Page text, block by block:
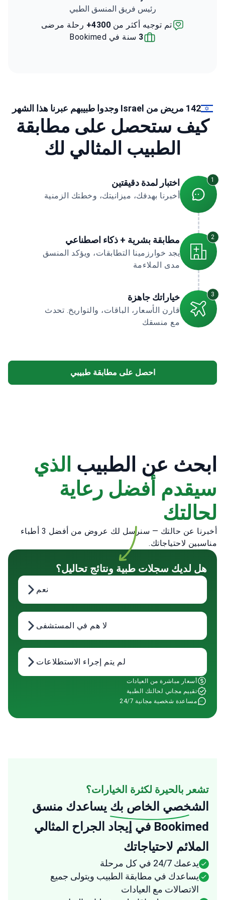
رئيس فريق المنسق الطبي
تم توجيه أكثر من 4300+
رحلة مرضى
3 سنة في Bookimed
142 مريض من Israel وجدوا طبيبهم عبرنا هذا الشهر
كيف ستحصل على مطابقة
الطبيب المثالي لك
1 اختبار لمدة دقيقتين
أخبرنا بهدفك، ميزانيتك، وخطتك الزمنية
2 مطابقة بشرية + ذكاء اصطناعي
يجد خوارزمينا التطابقات، ويؤكد المنسق
مدى الملاءمة
3 خياراتك جاهزة
قارن الأسعار، الباقات، والتواريخ. تحدث
مع منسقك
احصل على مطابقة طبيبي
ابحث عن الطبيب الذي
سيقدم أفضل رعاية
لحالتك
أخبرنا عن حالتك — سنرسل لك عروض من أفضل 3 أطباء
مناسبين لاحتياجاتك.
هل لديك سجلات طبية ونتائج تحاليل؟
نعم
لا هم في المستشفى
لم يتم إجراء الاستطلاعات
أسعار مباشرة من العيادات
تقييم مجاني لحالتك الطبية
مساعدة شخصية مجانية 24/7
تشعر بالحيرة لكثرة الخيارات؟
الشخصي الخاص بك يساعدك منسق
Bookimed في إيجاد الجراح المثالي
الملائم لاحتياجاتك
يدعمك 24/7 في كل مرحلة
يساعدك في مطابقة الطبيب ويتولى جميع
الاتصالات مع العيادات